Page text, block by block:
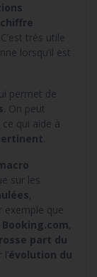
très utile
lorsqu’il est
permet de
. On peut
ce qui aide à
sur les
,
exemple que
Booking.com,
part du
évolution du